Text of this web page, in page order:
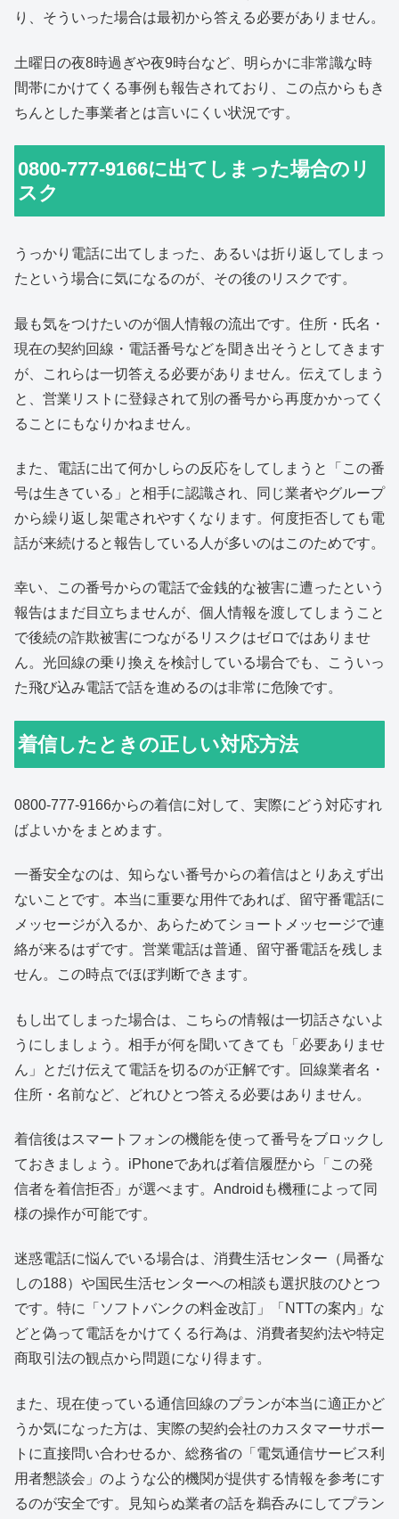
り、そういった場合は最初から答える必要がありません。
土曜日の夜8時過ぎや夜9時台など、明らかに非常識な時
間帯にかけてくる事例も報告されており、この点からもき
ちんとした事業者とは言いにくい状況です。
0800-777-9166に出てしまった場合のリ
スク
うっかり電話に出てしまった、あるいは折り返してしまっ
たという場合に気になるのが、その後のリスクです。
最も気をつけたいのが個人情報の流出です。住所・氏名・
現在の契約回線・電話番号などを聞き出そうとしてきます
が、これらは一切答える必要がありません。伝えてしまう
と、営業リストに登録されて別の番号から再度かかってく
ることにもなりかねません。
また、電話に出て何かしらの反応をしてしまうと「この番
号は生きている」と相手に認識され、同じ業者やグループ
から繰り返し架電されやすくなります。何度拒否しても電
話が来続けると報告している人が多いのはこのためです。
幸い、この番号からの電話で金銭的な被害に遭ったという
報告はまだ目立ちませんが、個人情報を渡してしまうこと
で後続の詐欺被害につながるリスクはゼロではありませ
ん。光回線の乗り換えを検討している場合でも、こういっ
た飛び込み電話で話を進めるのは非常に危険です。
着信したときの正しい対応方法
0800-777-9166からの着信に対して、実際にどう対応すれ
ばよいかをまとめます。
一番安全なのは、知らない番号からの着信はとりあえず出
ないことです。本当に重要な用件であれば、留守番電話に
メッセージが入るか、あらためてショートメッセージで連
絡が来るはずです。営業電話は普通、留守番電話を残しま
せん。この時点でほぼ判断できます。
もし出てしまった場合は、こちらの情報は一切話さないよ
うにしましょう。相手が何を聞いてきても「必要ありませ
ん」とだけ伝えて電話を切るのが正解です。回線業者名・
住所・名前など、どれひとつ答える必要はありません。
着信後はスマートフォンの機能を使って番号をブロックし
ておきましょう。iPhoneであれば着信履歴から「この発
信者を着信拒否」が選べます。Androidも機種によって同
様の操作が可能です。
迷惑電話に悩んでいる場合は、消費生活センター（局番な
しの188）や国民生活センターへの相談も選択肢のひとつ
です。特に「ソフトバンクの料金改訂」「NTTの案内」な
どと偽って電話をかけてくる行為は、消費者契約法や特定
商取引法の観点から問題になり得ます。
また、現在使っている通信回線のプランが本当に適正かど
うか気になった方は、実際の契約会社のカスタマーサポー
トに直接問い合わせるか、総務省の「電気通信サービス利
用者懇談会」のような公的機関が提供する情報を参考にす
るのが安全です。見知らぬ業者の話を鵜呑みにしてプラン